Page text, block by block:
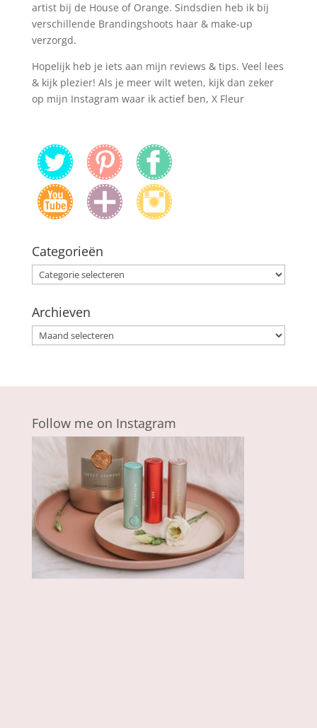
artist bij de House of Orange. Sindsdien heb ik bij
verschillende Brandingshoots haar & make-up
verzorgd.
Hopelijk heb je iets aan mijn reviews & tips. Veel lees
& kijk plezier! Als je meer wilt weten, kijk dan zeker
op mijn Instagram waar ik actief ben, X Fleur
Categorieën
Categorieën
Archieven
Archieven
Follow me on Instagram